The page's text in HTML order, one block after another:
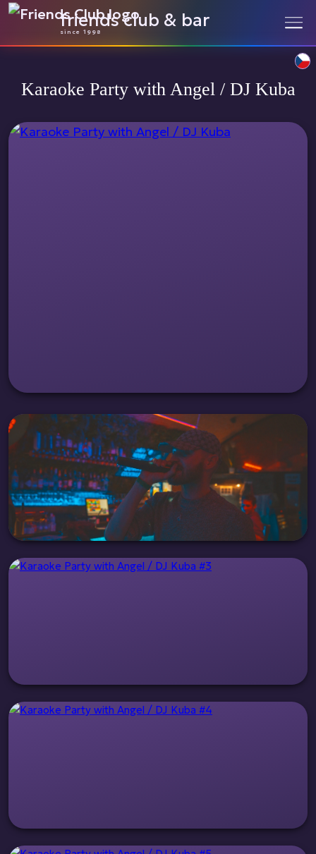
friends club & bar
since 1998
Karaoke Party with Angel / DJ Kuba